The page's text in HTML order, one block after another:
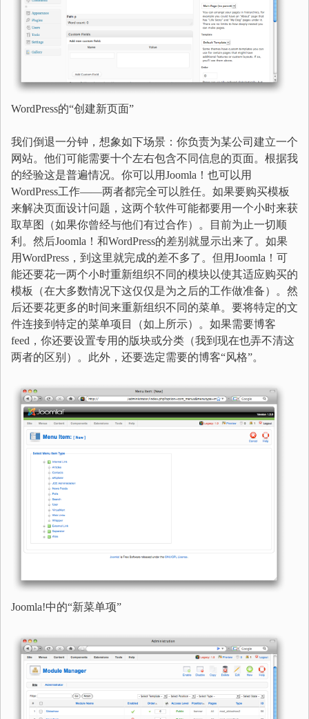
WordPress的“创建新页面”
我们倒退一分钟，想象如下场景：你负责为某公司建立一个
网站。他们可能需要十个左右包含不同信息的页面。根据我
的经验这是普遍情况。你可以用Joomla！也可以用
WordPress工作——两者都完全可以胜任。如果要购买模板
来解决页面设计问题，这两个软件可能都要用一个小时来获
取草图（如果你曾经与他们有过合作）。目前为止一切顺
利。然后Joomla！和WordPress的差别就显示出来了。如果
用WordPress，到这里就完成的差不多了。但用Joomla！可
能还要花一两个小时重新组织不同的模块以使其适应购买的
模板（在大多数情况下这仅仅是为之后的工作做准备）。然
后还要花更多的时间来重新组织不同的菜单。要将特定的文
件连接到特定的菜单项目（如上所示）。如果需要博客
feed，你还要设置专用的版块或分类（我到现在也弄不清这
两者的区别）。此外，还要选定需要的博客“风格”。
Joomla!中的“新菜单项”